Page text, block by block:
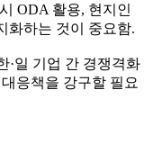
ODA 활용, 현지인
화하는 것이 중요함.
·일 기업 간 경쟁격화
응책을 강구할 필요